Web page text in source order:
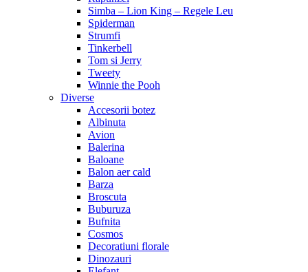
Simba – Lion King – Regele Leu
Spiderman
Strumfi
Tinkerbell
Tom si Jerry
Tweety
Winnie the Pooh
Diverse
Accesorii botez
Albinuta
Avion
Balerina
Baloane
Balon aer cald
Barza
Broscuta
Buburuza
Bufnita
Cosmos
Decoratiuni florale
Dinozauri